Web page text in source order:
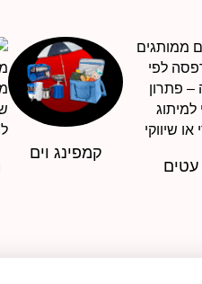
עטים
קמפינג וים